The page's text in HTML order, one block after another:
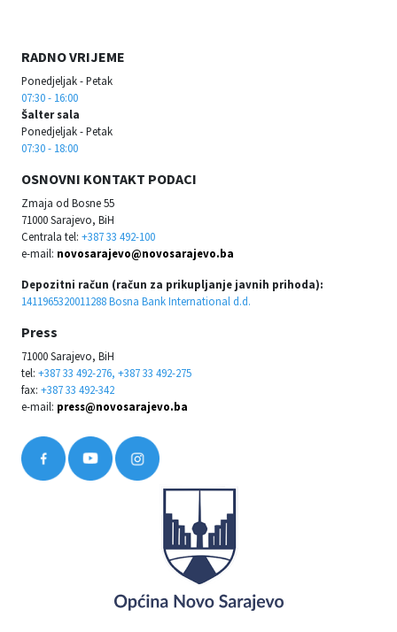
RADNO VRIJEME
Ponedjeljak - Petak
07:30 - 16:00
Šalter sala
Ponedjeljak - Petak
07:30 - 18:00
OSNOVNI KONTAKT PODACI
Zmaja od Bosne 55
71000 Sarajevo, BiH
Centrala tel: +387 33 492-100
e-mail: novosarajevo@novosarajevo.ba
Depozitni račun (račun za prikupljanje javnih prihoda):
1411965320011288 Bosna Bank International d.d.
Press
71000 Sarajevo, BiH
tel: +387 33 492-276, +387 33 492-275
fax: +387 33 492-342
e-mail: press@novosarajevo.ba